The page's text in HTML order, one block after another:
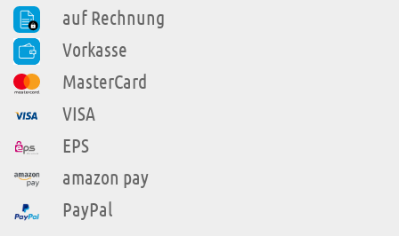
auf Rechnung
Vorkasse
MasterCard
VISA
EPS
amazon pay
PayPal